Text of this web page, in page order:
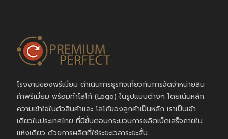
โรงงานของพรีเมี่ยม ดำเนินการธุรกิจเกี่ยวกับการจัดจำหน่ายสิน
ค้าพรีเมี่ยม พร้อมทำโลโก้ (Logo) ในรูปแบบต่างๆ โดยเน้นหลัก
ความเข้าใจในตัวสินค้าและ โลโก้ของลูกค้าเป็นหลัก เราเป็นเจ้า
เดียวในประเทศไทย ที่มีขั้นตอนกระบวนการผลิตเบ็ดเสร็จภายใน
แห่งเดียว ด้วยการผลิตที่ใช้ระยะเวลาระยะสั้น..